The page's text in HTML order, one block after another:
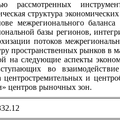
рассмотренных
структура
межрегионального
базы регионов,
потоков
пространственных рынков в
на следующие аспекты
во
центростремительных и
центров рыночных зон.